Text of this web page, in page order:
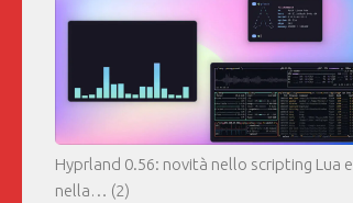
Hyprland 0.56: novità nello scripting Lua e
nella… (2)